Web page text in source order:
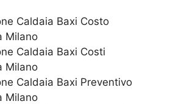
Caldaia Baxi Costo
Milano
Caldaia Baxi Costi
Milano
Caldaia Baxi Preventivo
Milano